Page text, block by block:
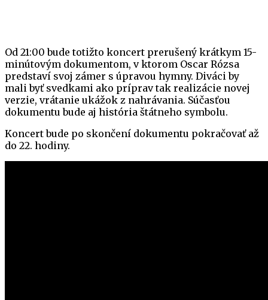
Od 21:00 bude totižto koncert prerušený krátkym 15-
minútovým dokumentom, v ktorom Oscar Rózsa
predstaví svoj zámer s úpravou hymny. Diváci by
mali byť svedkami ako príprav tak realizácie novej
verzie, vrátanie ukážok z nahrávania. Súčasťou
dokumentu bude aj história štátneho symbolu.
Koncert bude po skončení dokumentu pokračovať až
do 22. hodiny.